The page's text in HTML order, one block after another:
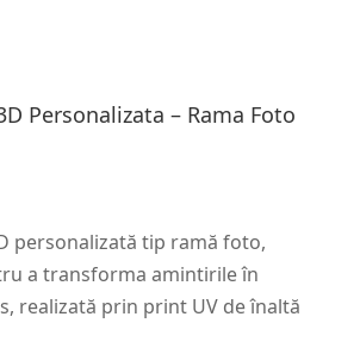
Personalizata – Rama Foto
personalizată tip ramă foto,
a transforma amintirile în
realizată prin print UV de înaltă